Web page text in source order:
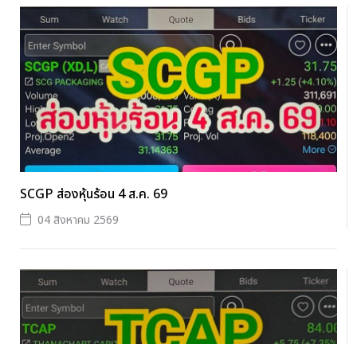
SCGP ส่องหุ้นร้อน 4 ส.ค. 69
04 สิงหาคม 2569